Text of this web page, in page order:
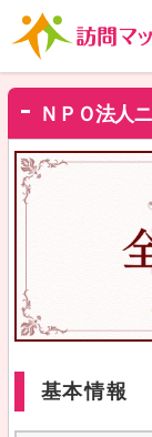
ＮＰＯ法人
基本情報